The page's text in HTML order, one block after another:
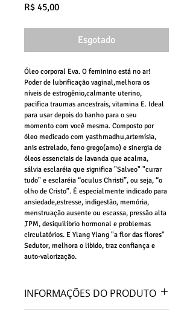
R$ 45,00Preço
Esgotado
Óleo corporal Eva. O feminino está no ar!
Poder de lubrificação vaginal,melhora os
níveis de estrogênio,calmante uterino,
pacifica traumas ancestrais, vitamina E. Ideal
para usar depois do banho para o seu
momento com você mesma. Composto por
óleo medicado com yasthmadhu,artemísia,
anis estrelado, feno grego(amo) e sinergia de
óleos essenciais de lavanda que acalma,
sálvia esclaréia que significa "Salveo" "curar
tudo" e esclaréia “oculus Christi”, ou seja, “o
olho de Cristo”. É especialmente indicado para
ansiedade,estresse, indigestão, memória,
menstruação ausente ou escassa, pressão alta
,TPM, desiquilíbrio hormonal e problemas
circulatórios. E Ylang Ylang "a flor das flores"
Sedutor, melhora o libido, traz confiança e
auto-valorização.
INFORMAÇÕES DO PRODUTO